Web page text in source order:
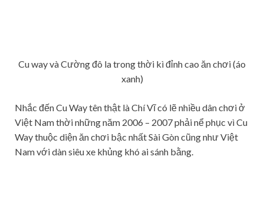
Cu way và Cường đô la trong thời kì đỉnh cao ăn chơi (áo
xanh)
Nhắc đến Cu Way tên thật là Chí Vĩ có lẽ nhiều dân chơi ở
Việt Nam thời những năm 2006 – 2007 phải nể phục vì Cu
Way thuộc diện ăn chơi bậc nhất Sài Gòn cũng như Việt
Nam với dàn siêu xe khủng khó ai sánh bằng.